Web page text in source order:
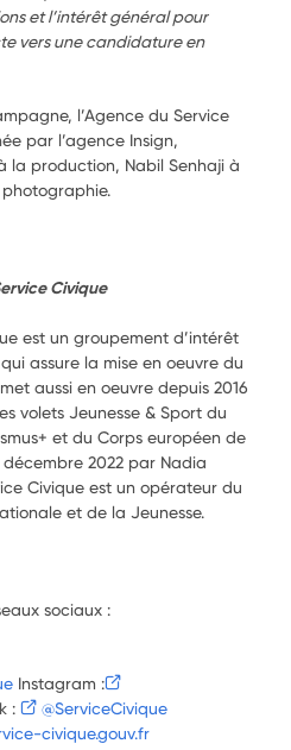
et l’intérêt général pour
vers une candidature en
l’Agence du Service
par l’agence Insign,
la production, Nabil Senhaji à
Civique
est un groupement d’intérêt
assure la mise en oeuvre du
aussi en oeuvre depuis 2016
volets Jeunesse & Sport du
et du Corps européen de
2022 par Nadia
Civique est un opérateur du
et de la Jeunesse.
sociaux :
Instagram :
:
@ServiceCivique
civique.gouv.fr